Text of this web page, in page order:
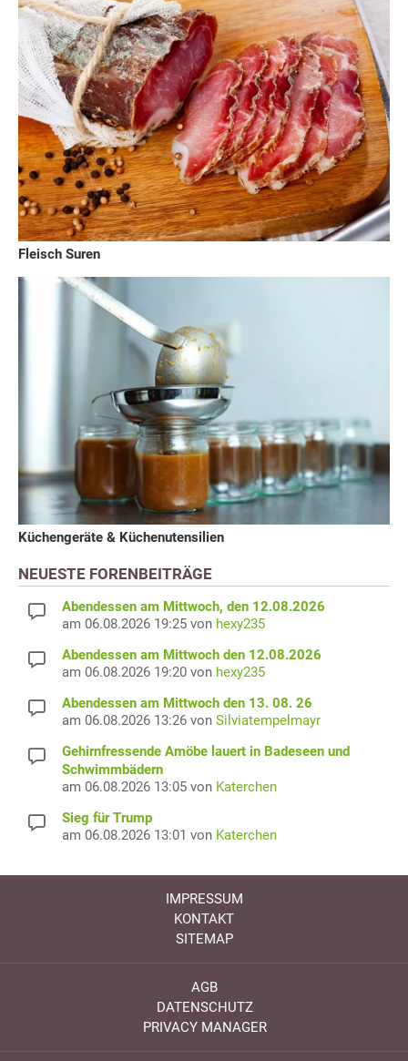
Fleisch Suren
Küchengeräte & Küchenutensilien
NEUESTE FORENBEITRÄGE
Abendessen am Mittwoch, den 12.08.2026
am 06.08.2026 19:25 von hexy235
Abendessen am Mittwoch den 12.08.2026
am 06.08.2026 19:20 von hexy235
Abendessen am Mittwoch den 13. 08. 26
am 06.08.2026 13:26 von Silviatempelmayr
Gehirnfressende Amöbe lauert in Badeseen und
Schwimmbädern
am 06.08.2026 13:05 von Katerchen
Sieg für Trump
am 06.08.2026 13:01 von Katerchen
IMPRESSUM
KONTAKT
SITEMAP
AGB
DATENSCHUTZ
PRIVACY MANAGER